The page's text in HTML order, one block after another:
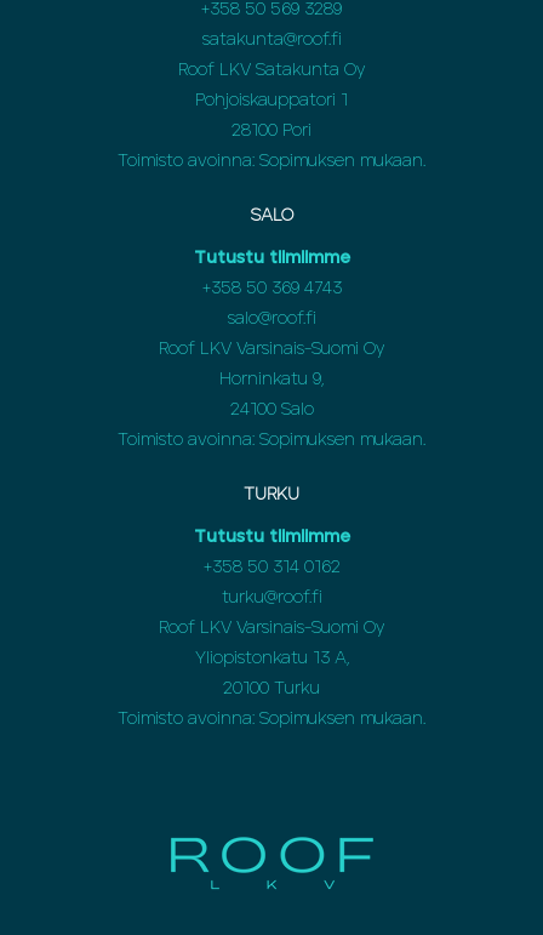
+358 50 569 3289
satakunta@roof.fi
Roof LKV Satakunta Oy
Pohjoiskauppatori 1
28100 Pori
Toimisto avoinna: Sopimuksen mukaan.
SALO
Tutustu tiimiimme
+358 50 369 4743
salo@roof.fi
Roof LKV Varsinais-Suomi Oy
Horninkatu 9,
24100 Salo
Toimisto avoinna: Sopimuksen mukaan.
TURKU
Tutustu tiimiimme
+358 50 314 0162
turku@roof.fi
Roof LKV Varsinais-Suomi Oy
Yliopistonkatu 13 A,
20100 Turku
Toimisto avoinna: Sopimuksen mukaan.